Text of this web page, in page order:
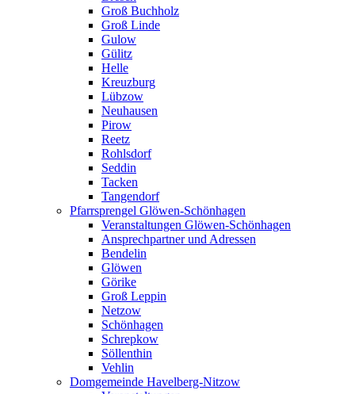
Groß Buchholz
Groß Linde
Gulow
Gülitz
Helle
Kreuzburg
Lübzow
Neuhausen
Pirow
Reetz
Rohlsdorf
Seddin
Tacken
Tangendorf
Pfarrsprengel Glöwen-Schönhagen
Veranstaltungen Glöwen-Schönhagen
Ansprechpartner und Adressen
Bendelin
Glöwen
Görike
Groß Leppin
Netzow
Schönhagen
Schrepkow
Söllenthin
Vehlin
Domgemeinde Havelberg-Nitzow